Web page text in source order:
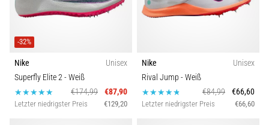
-32%
Nike
Unisex
Superfly Elite 2- Weiß
€174,99
€87,90
Letzter niedrigster Preis €129,20
Nike
Unisex
Rival Jump - Weiß
€84,99
€66,60
Letzter niedrigster Preis €66,60